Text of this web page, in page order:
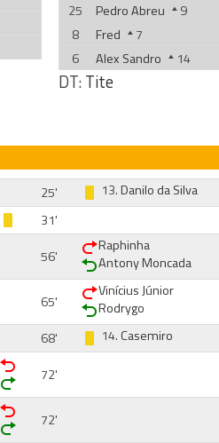
25
Pedro Abreu
9
8
Fred
7
6
Alex Sandro 14
DT:Tite
25' 13.Danilo da Silva
31'
56'
Raphinha
Antony Moncada
65'
Vinícius Júnior
Rodrygo
68'
14.Casemiro
72'
72'